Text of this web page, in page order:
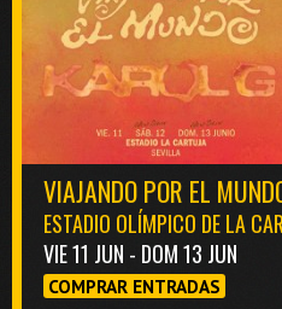
VIAJANDO POR EL
ESTADIO OLÍMPICO DE LA
VIE 11 JUN - DOM 13 JUN
COMPRAR ENTRADAS